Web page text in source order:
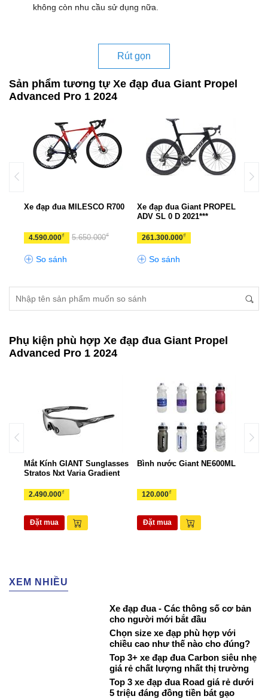
không còn nhu cầu sử dụng nữa.
Rút gọn
Sản phẩm tương tự Xe đạp đua Giant Propel
Advanced Pro 1 2024
Xe đạp đua MILESCO R700
4.590.000₫ 5.650.000₫
So sánh
Xe đạp đua Giant PROPEL
ADV SL 0 D 2021***
261.300.000₫
So sánh
Phụ kiện phù hợp Xe đạp đua Giant Propel
Advanced Pro 1 2024
Mắt Kính GIANT Sunglasses
Stratos Nxt Varia Gradient
2.490.000₫
Đặt mua
Bình nước Giant NE600ML
120.000₫
Đặt mua
XEM NHIỀU
Xe đạp đua - Các thông số cơ bản
cho người mới bắt đầu
Chọn size xe đạp phù hợp với
chiều cao như thế nào cho đúng?
Top 3+ xe đạp đua Carbon siêu nhẹ
giá rẻ chất lượng nhất thị trường
Top 3 xe đạp đua Road giá rẻ dưới
5 triệu đáng đồng tiền bát gạo